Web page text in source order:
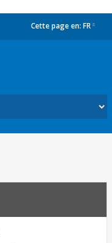
Cette page en: FR